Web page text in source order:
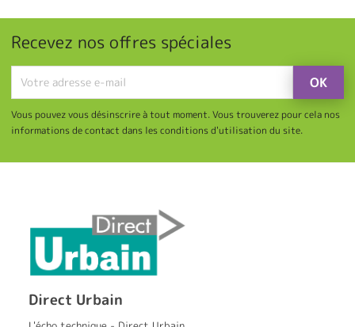
Recevez nos offres spéciales
Vous pouvez vous désinscrire à tout moment. Vous trouverez pour cela nos
informations de contact dans les conditions d'utilisation du site.
Direct Urbain